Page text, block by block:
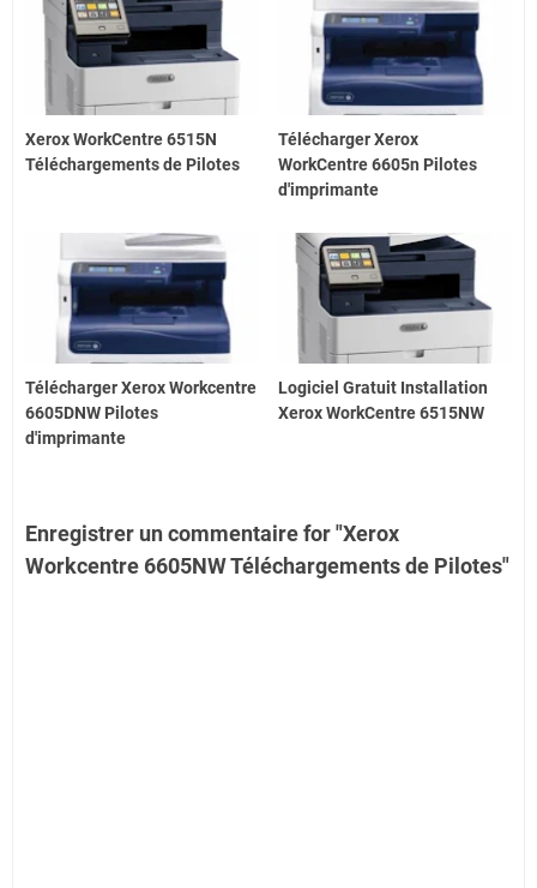
Xerox WorkCentre 6515N
Téléchargements de Pilotes
Télécharger Xerox
WorkCentre 6605n Pilotes
d'imprimante
Télécharger Xerox Workcentre
6605DNW Pilotes
d'imprimante
Logiciel Gratuit Installation
Xerox WorkCentre 6515NW
Enregistrer un commentaire for "Xerox
Workcentre 6605NW Téléchargements de Pilotes"